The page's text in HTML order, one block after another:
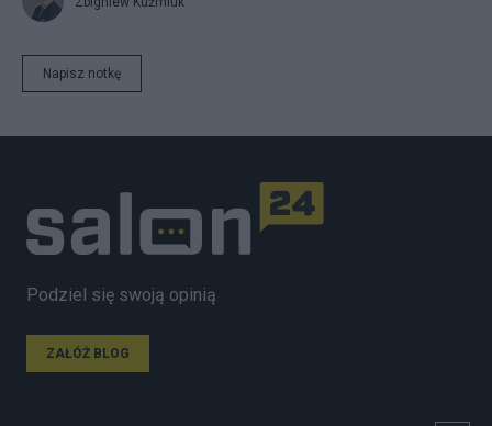
Napisz notkę
Podziel się swoją opinią
ZAŁÓŻ BLOG